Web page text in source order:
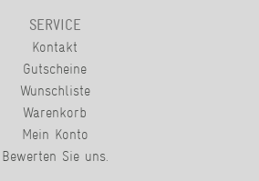
SERVICE
Kontakt
Gutscheine
Wunschliste
Warenkorb
Mein Konto
Bewerten Sie uns.